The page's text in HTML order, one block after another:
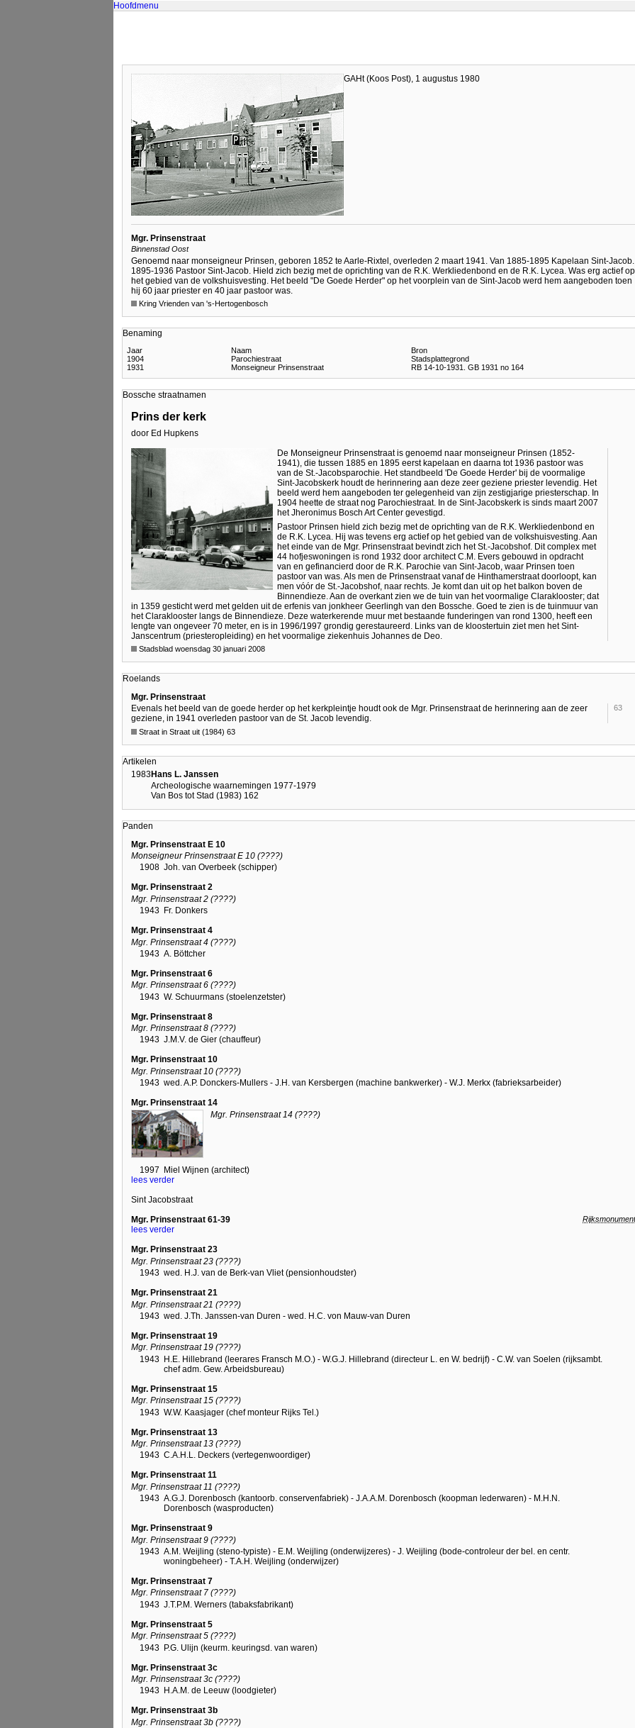
Hoofdmenu
GAHt (Koos Post), 1 augustus 1980
Mgr. Prinsenstraat
Binnenstad Oost
Genoemd naar monseigneur Prinsen, geboren 1852 te Aarle-Rixtel, overleden 2 maart 1941. Van 1885-1895 Kapelaan Sint-Jacob.
1895-1936 Pastoor Sint-Jacob. Hield zich bezig met de oprichting van de R.K. Werkliedenbond en de R.K. Lycea. Was erg actief op
het gebied van de volkshuisvesting. Het beeld "De Goede Herder" op het voorplein van de Sint-Jacob werd hem aangeboden toen
hij 60 jaar priester en 40 jaar pastoor was.
Kring Vrienden van 's-Hertogenbosch
Benaming
Jaar Naam
Bron
1904
Parochiestraat
Stadsplattegrond
1931
Monseigneur Prinsenstraat RB 14-10-1931. GB 1931 no 164
Bossche straatnamen
Prins der kerk
door Ed Hupkens
De Monseigneur Prinsenstraat is genoemd naar monseigneur Prinsen (1852-
1941), die tussen 1885 en 1895 eerst kapelaan en daarna tot 1936 pastoor was
van de St.-Jacobsparochie. Het standbeeld 'De Goede Herder' bij de voormalige
Sint-Jacobskerk houdt de herinnering aan deze zeer geziene priester levendig. Het
beeld werd hem aangeboden ter gelegenheid van zijn zestigjarige priesterschap. In
1904 heette de straat nog Parochiestraat. In de Sint-Jacobskerk is sinds maart 2007
het Jheronimus Bosch Art Center gevestigd.
Pastoor Prinsen hield zich bezig met de oprichting van de R.K. Werkliedenbond en
de R.K. Lycea. Hij was tevens erg actief op het gebied van de volkshuisvesting. Aan
het einde van de Mgr. Prinsenstraat bevindt zich het St.-Jacobshof. Dit complex met
44 hofjeswoningen is rond 1932 door architect C.M. Evers gebouwd in opdracht
van en gefinancierd door de R.K. Parochie van Sint-Jacob, waar Prinsen toen
pastoor van was. Als men de Prinsenstraat vanaf de Hinthamerstraat doorloopt, kan
men vóór de St.-Jacobshof, naar rechts. Je komt dan uit op het balkon boven de
Binnendieze. Aan de overkant zien we de tuin van het voormalige Claraklooster; dat
in 1359 gesticht werd met gelden uit de erfenis van jonkheer Geerlingh van den Bossche. Goed te zien is de tuinmuur van
het Claraklooster langs de Binnendieze. Deze waterkerende muur met bestaande funderingen van rond 1300, heeft een
lengte van ongeveer 70 meter, en is in 1996/1997 grondig gerestaureerd. Links van de kloostertuin ziet men het Sint-
Janscentrum (priesteropleiding) en het voormalige ziekenhuis Johannes de Deo.
Stadsblad woensdag 30 januari 2008
Roelands
Mgr. Prinsenstraat
Evenals het beeld van de goede herder op het kerkpleintje houdt ook de Mgr. Prinsenstraat de herinnering aan de zeer
geziene, in 1941 overleden pastoor van de St. Jacob levendig.
63
Straat in Straat uit (1984) 63
Artikelen
1983Hans L. Janssen
Archeologische waarnemingen 1977-1979
Van Bos tot Stad (1983) 162
Panden
Mgr. Prinsenstraat E 10
Monseigneur Prinsenstraat E 10 (????)
1908 Joh. van Overbeek (schipper)
Mgr. Prinsenstraat 2
Mgr. Prinsenstraat 2 (????)
1943 Fr. Donkers
Mgr. Prinsenstraat 4
Mgr. Prinsenstraat 4 (????)
1943 A. Böttcher
Mgr. Prinsenstraat 6
Mgr. Prinsenstraat 6 (????)
1943 W. Schuurmans (stoelenzetster)
Mgr. Prinsenstraat 8
Mgr. Prinsenstraat 8 (????)
1943 J.M.V. de Gier (chauffeur)
Mgr. Prinsenstraat 10
Mgr. Prinsenstraat 10 (????)
1943 wed. A.P. Donckers-Mullers - J.H. van Kersbergen (machine bankwerker) - W.J. Merkx (fabrieksarbeider)
Mgr. Prinsenstraat 14
Mgr. Prinsenstraat 14 (????)
1997
Miel Wijnen (architect)
lees verder
Sint Jacobstraat
Mgr. Prinsenstraat 61-39
Rijksmonument
lees verder
Mgr. Prinsenstraat 23
Mgr. Prinsenstraat 23 (????)
1943 wed. H.J. van de Berk-van Vliet (pensionhoudster)
Mgr. Prinsenstraat 21
Mgr. Prinsenstraat 21 (????)
1943 wed. J.Th. Janssen-van Duren - wed. H.C. von Mauw-van Duren
Mgr. Prinsenstraat 19
Mgr. Prinsenstraat 19 (????)
1943 H.E. Hillebrand (leerares Fransch M.O.) - W.G.J. Hillebrand (directeur L. en W. bedrijf) - C.W. van Soelen (rijksambt.
chef adm. Gew. Arbeidsbureau)
Mgr. Prinsenstraat 15
Mgr. Prinsenstraat 15 (????)
1943 W.W. Kaasjager (chef monteur Rijks Tel.)
Mgr. Prinsenstraat 13
Mgr. Prinsenstraat 13 (????)
1943 C.A.H.L. Deckers (vertegenwoordiger)
Mgr. Prinsenstraat 11
Mgr. Prinsenstraat 11 (????)
1943 A.G.J. Dorenbosch (kantoorb. conservenfabriek) - J.A.A.M. Dorenbosch (koopman lederwaren) - M.H.N.
Dorenbosch (wasproducten)
Mgr. Prinsenstraat 9
Mgr. Prinsenstraat 9 (????)
1943 A.M. Weijling (steno-typiste) - E.M. Weijling (onderwijzeres) - J. Weijling (bode-controleur der bel. en centr.
woningbeheer) - T.A.H. Weijling (onderwijzer)
Mgr. Prinsenstraat 7
Mgr. Prinsenstraat 7 (????)
1943 J.T.P.M. Werners (tabaksfabrikant)
Mgr. Prinsenstraat 5
Mgr. Prinsenstraat 5 (????)
1943 P.G. Ulijn (keurm. keuringsd. van waren)
Mgr. Prinsenstraat 3c
Mgr. Prinsenstraat 3c (????)
1943 H.A.M. de Leeuw (loodgieter)
Mgr. Prinsenstraat 3b
Mgr. Prinsenstraat 3b (????)